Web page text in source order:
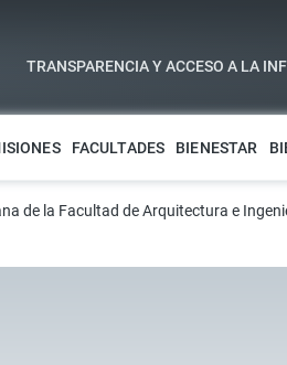
TRANSPARENCIA Y ACCESO A LA
FACULTADES BIENESTAR
de la Facultad de Arquitectura e